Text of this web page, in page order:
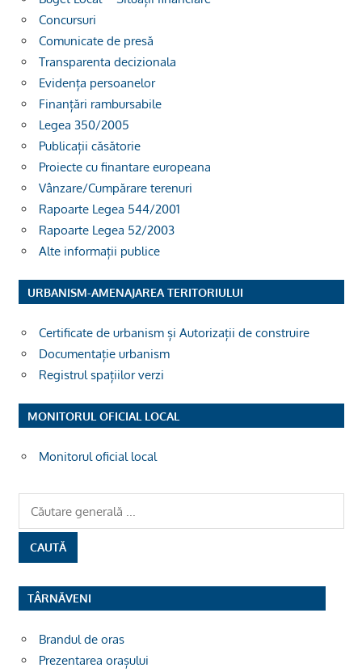
Concursuri
Comunicate de presă
Transparenta decizionala
Evidența persoanelor
Finanțări rambursabile
Legea 350/2005
Publicații căsătorie
Proiecte cu finantare europeana
Vânzare/Cumpărare terenuri
Rapoarte Legea 544/2001
Rapoarte Legea 52/2003
Alte informații publice
URBANISM-AMENAJAREA TERITORIULUI
Certificate de urbanism și Autorizații de construire
Documentație urbanism
Registrul spațiilor verzi
MONITORUL OFICIAL LOCAL
Monitorul oficial local
TÂRNĂVENI
Brandul de oras
Prezentarea orașului